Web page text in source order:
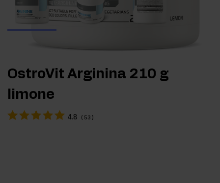
OstroVit Arginina 210 g
limone
4.8 ( 53 )